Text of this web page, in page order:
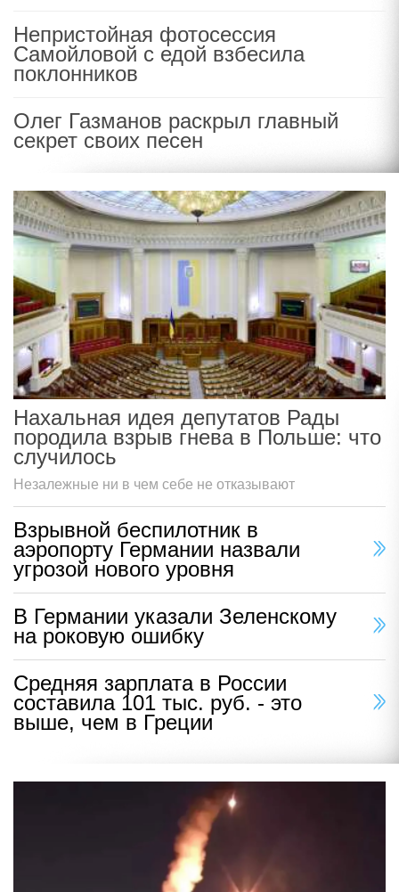
Непристойная фотосессия
Самойловой с едой взбесила
поклонников
Олег Газманов раскрыл главный
секрет своих песен
Нахальная идея депутатов Рады
породила взрыв гнева в Польше: что
случилось
Незалежные ни в чем себе не отказывают
Взрывной беспилотник в
аэропорту Германии назвали
угрозой нового уровня
В Германии указали Зеленскому
на роковую ошибку
Средняя зарплата в России
составила 101 тыс. руб. - это
выше, чем в Греции